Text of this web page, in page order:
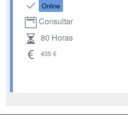
Online
Consultar
80 Horas
435 €